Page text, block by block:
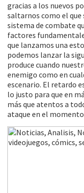
gracias a los nuevos
saltarnos como el
sistema de combate
factores
que lanzamos una
podemos lanzar la
produce cuando
enemigo como en
escenario. El retardo
lo justo para que en
más que atentos a
ataque en el